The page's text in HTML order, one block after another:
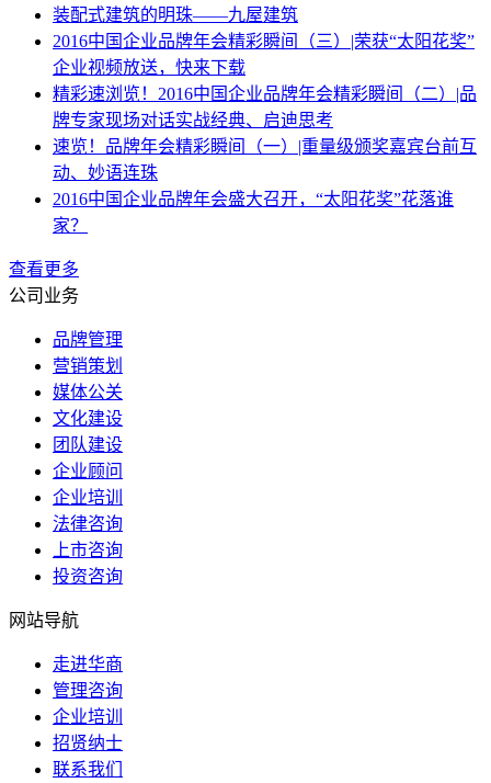
装配式建筑的明珠——九屋建筑
2016中国企业品牌年会精彩瞬间（三）|荣获“太阳花奖”
企业视频放送，快来下载
精彩速浏览！2016中国企业品牌年会精彩瞬间（二）|品
牌专家现场对话实战经典、启迪思考
速览！品牌年会精彩瞬间（一）|重量级颁奖嘉宾台前互
动、妙语连珠
2016中国企业品牌年会盛大召开，“太阳花奖”花落谁
家？
查看更多
公司业务
品牌管理
营销策划
媒体公关
文化建设
团队建设
企业顾问
企业培训
法律咨询
上市咨询
投资咨询
网站导航
走进华商
管理咨询
企业培训
招贤纳士
联系我们